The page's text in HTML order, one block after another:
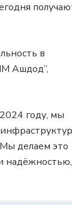
в
Ашдод”,
году, мы
делаем это
надёжностью,